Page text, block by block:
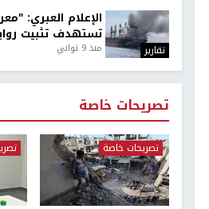
تقارير
الإعلام العبري:
تستهدف تثبيت
منذ 9 ثواني
تصريحات خاصة
تصريحات خاصة